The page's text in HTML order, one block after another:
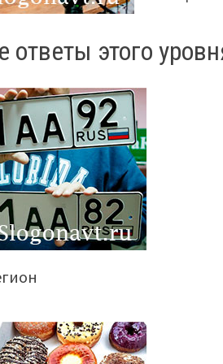
ответы этого